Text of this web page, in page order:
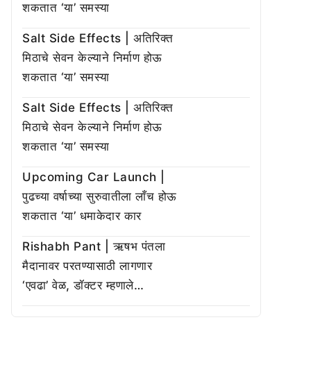
शकतात ‘या’ समस्या
Salt Side Effects | अतिरिक्त
मिठाचे सेवन केल्याने निर्माण होऊ
शकतात ‘या’ समस्या
Salt Side Effects | अतिरिक्त
मिठाचे सेवन केल्याने निर्माण होऊ
शकतात ‘या’ समस्या
Upcoming Car Launch |
पुढच्या वर्षाच्या सुरुवातीला लाँच होऊ
शकतात ‘या’ धमाकेदार कार
Rishabh Pant | ऋषभ पंतला
मैदानावर परतण्यासाठी लागणार
‘एवढा’ वेळ, डॉक्टर म्हणाले…